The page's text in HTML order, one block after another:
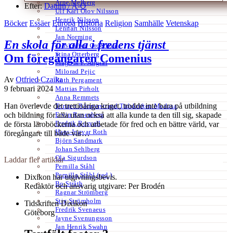
Arne Melberg
Ulf Karl Olov Nilsson
Henrik Nilsson
Lennart Nilsson
Jan Norming
Tidskriften Ord&Bild
Stina Otterberg
Magnus P. Ängsal
Milorad Pejic
Ruth Pergament
Mattias Pirholt
Anna Remmets
Torsten Rönnerstrand Tidskriften Medusa
Ervin Rosenberg
Fredrik Rosvall
Hans-Ingvar Roth
Björn Sandmark
Johan Sehlberg
Ola Sigurdson
Pernilla Ståhl
Pernilla Ståhl (red.)
Bo Stråth
Ragnar Strömberg
Stig Strömholm
Fredrik Svenaeus
Jayne Svenungsson
Jan Henrik Swahn
Efter:Datum /A-Ö
Böcker Essäer Europa Historia Religion Samhälle Vetenskap
En skola för alla i fredens tjänst
Om föregångaren Comenius
Av Otfried Czaika
9 februari 2024
Han överlevde det trettioåriga kriget, trodde inte bara på utbildning
och bildning för alla utan också att alla kunde ta den till sig, skapade
de första läroböckerna och arbetade för fred och en bättre värld, var
föregångare till både vår…
Laddar fler artiklar
Dixikon har utgivningsbevis.
Redaktör och ansvarig utgivare: Per Brodén
Tidskriften Dixikon
Göteborg